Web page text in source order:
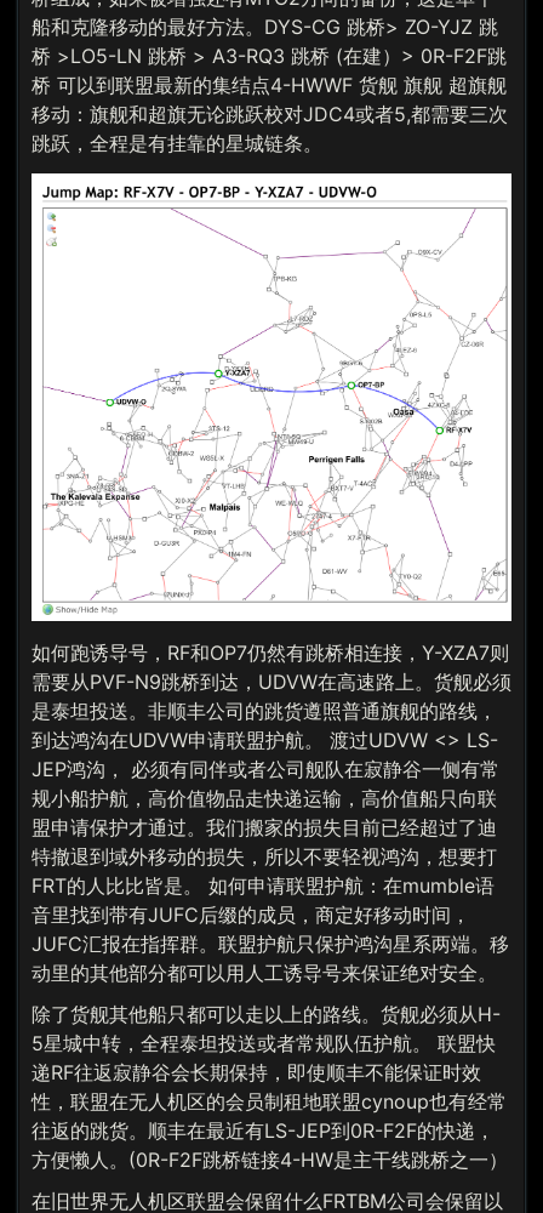
船和克隆移动的最好方法。DYS-CG 跳桥> ZO-YJZ 跳
桥 >LO5-LN 跳桥 > A3-RQ3 跳桥 (在建）> 0R-F2F跳
桥 可以到联盟最新的集结点4-HWWF 货舰 旗舰 超旗舰
移动：旗舰和超旗无论跳跃校对JDC4或者5,都需要三次
跳跃，全程是有挂靠的星城链条。
如何跑诱导号，RF和OP7仍然有跳桥相连接，Y-XZA7则
需要从PVF-N9跳桥到达，UDVW在高速路上。货舰必须
是泰坦投送。非顺丰公司的跳货遵照普通旗舰的路线，
到达鸿沟在UDVW申请联盟护航。 渡过UDVW <> LS-
JEP鸿沟， 必须有同伴或者公司舰队在寂静谷一侧有常
规小船护航，高价值物品走快递运输，高价值船只向联
盟申请保护才通过。我们搬家的损失目前已经超过了迪
特撤退到域外移动的损失，所以不要轻视鸿沟，想要打
FRT的人比比皆是。 如何申请联盟护航：在mumble语
音里找到带有JUFC后缀的成员，商定好移动时间，
JUFC汇报在指挥群。联盟护航只保护鸿沟星系两端。移
动里的其他部分都可以用人工诱导号来保证绝对安全。
除了货舰其他船只都可以走以上的路线。货舰必须从H-
5星城中转，全程泰坦投送或者常规队伍护航。 联盟快
递RF往返寂静谷会长期保持，即使顺丰不能保证时效
性，联盟在无人机区的会员制租地联盟cynoup也有经常
往返的跳货。顺丰在最近有LS-JEP到0R-F2F的快递，
方便懒人。(0R-F2F跳桥链接4-HW是主干线跳桥之一）
在旧世界无人机区联盟会保留什么FRTBM公司会保留以